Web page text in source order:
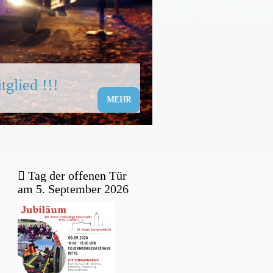
MEHR
!!!
MEHR
für ein heißes
dabei!
MEHR
Tag der offenen Tür
am 5. September 2026